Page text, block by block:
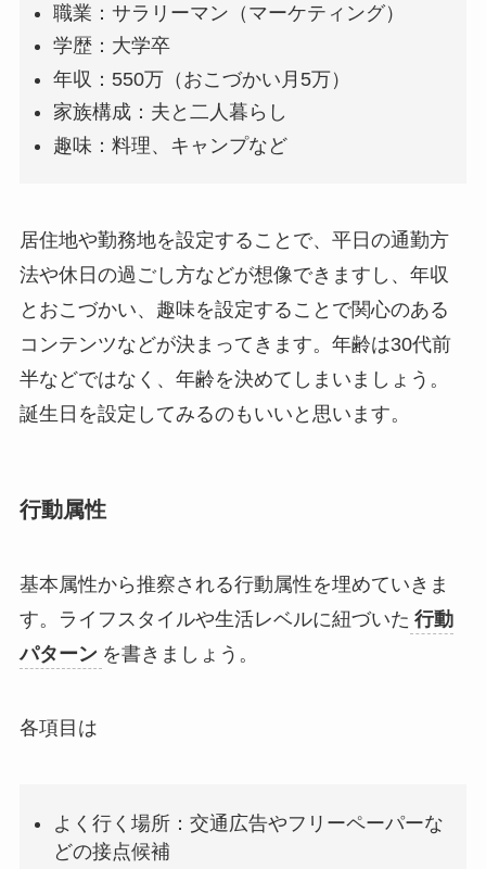
職業：サラリーマン（マーケティング）
学歴：大学卒
年収：550万（おこづかい月5万）
家族構成：夫と二人暮らし
趣味：料理、キャンプなど
居住地や勤務地を設定することで、平日の通勤方
法や休日の過ごし方などが想像できますし、年収
とおこづかい、趣味を設定することで関心のある
コンテンツなどが決まってきます。年齢は30代前
半などではなく、年齢を決めてしまいましょう。
誕生日を設定してみるのもいいと思います。
行動属性
基本属性から推察される行動属性を埋めていきま
す。ライフスタイルや生活レベルに紐づいた 行動
パターン を書きましょう。
各項目は
よく行く場所：交通広告やフリーペーパーな
どの接点候補